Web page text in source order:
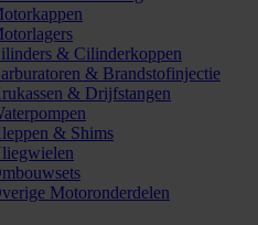
& Cilinderkoppen
& Brandstofinjectie
& Drijfstangen
& Shims
Motoronderdelen